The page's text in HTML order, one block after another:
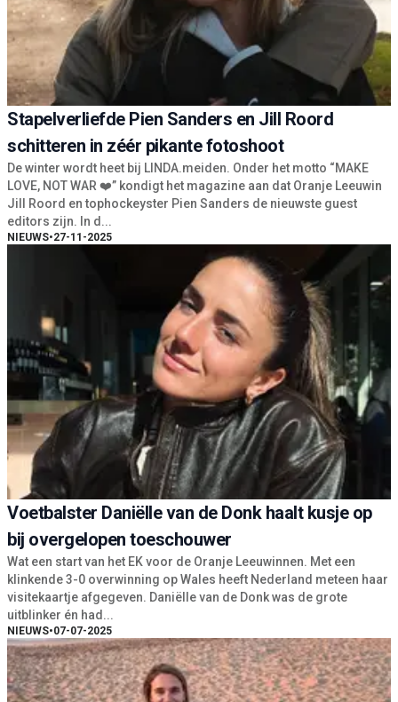
Stapelverliefde Pien Sanders en Jill Roord
schitteren in zéér pikante fotoshoot
De winter wordt heet bij LINDA.meiden. Onder het motto “MAKE
LOVE, NOT WAR ❤️” kondigt het magazine aan dat Oranje Leeuwin
Jill Roord en tophockeyster Pien Sanders de nieuwste guest
editors zijn. In d...
NIEUWS•27-11-2025
Voetbalster Daniëlle van de Donk haalt kusje op
bij overgelopen toeschouwer
Wat een start van het EK voor de Oranje Leeuwinnen. Met een
klinkende 3-0 overwinning op Wales heeft Nederland meteen haar
visitekaartje afgegeven. Daniëlle van de Donk was de grote
uitblinker én had...
NIEUWS•07-07-2025